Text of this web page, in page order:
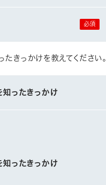
きっかけを教えてください。
知ったきっかけ
知ったきっかけ